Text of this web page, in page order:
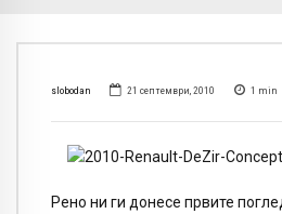
slobodan 21 септември, 2010 1 min
Рено ни ги донесе првите